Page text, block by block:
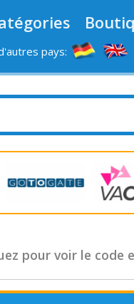
pays:
pour voir le code